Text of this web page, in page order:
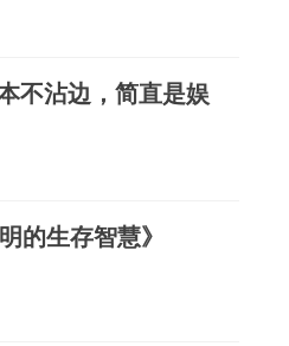
不沾边，简直是娱
的生存智慧》